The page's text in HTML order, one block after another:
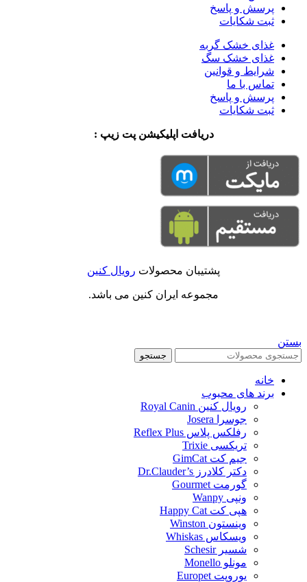
پرسش و پاسخ
ثبت شکایات
غذای خشک گربه
غذای خشک سگ
شرایط و قوانین
تماس با ما
پرسش و پاسخ
ثبت شکایات
دریافت اپلیکیشن پت زیپ :
پشتیبان محصولات رویال کنین
مجموعه ایران کنین می باشد.
بستن
جستجو
خانه
برند های محبوب
رویال کنین Royal Canin
جوسرا Josera
رفلکس پلاس Reflex Plus
تریکسی Trixie
جیم کت GimCat
دکتر کلادرز Dr.Clauder’s
گورمت Gourmet
ونپی Wanpy
هپی کت Happy Cat
وینستون Winston
ویسکاس Whiskas
شسیر Schesir
مونلو Monello
یوروپت Europet